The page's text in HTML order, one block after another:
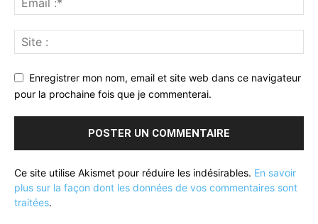
Enregistrer mon nom, email et site web dans ce navigateur
pour la prochaine fois que je commenterai.
Ce site utilise Akismet pour réduire les indésirables. En savoir
plus sur la façon dont les données de vos commentaires sont
traitées.